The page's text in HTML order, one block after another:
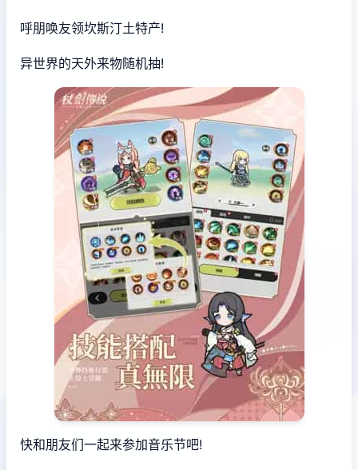
呼朋唤友领坎斯汀土特产!
异世界的天外来物随机抽!
快和朋友们一起来参加音乐节吧!